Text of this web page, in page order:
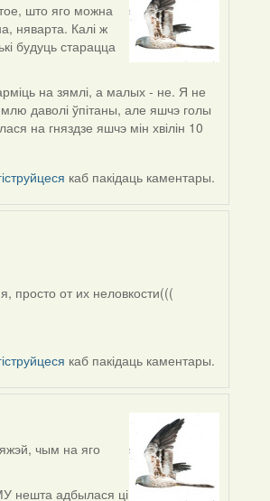
што яго можна
няварта. Калі ж
будуць старацца
на зямлі, а малых - не. Я не
даволі ўпітаны, але яшчэ голы
на гняздзе яшчэ мін хвілін 10
каб пакідаць каментары.
просто от их неловкости(((
каб пакідаць каментары.
чым на яго
нешта адбылася ці